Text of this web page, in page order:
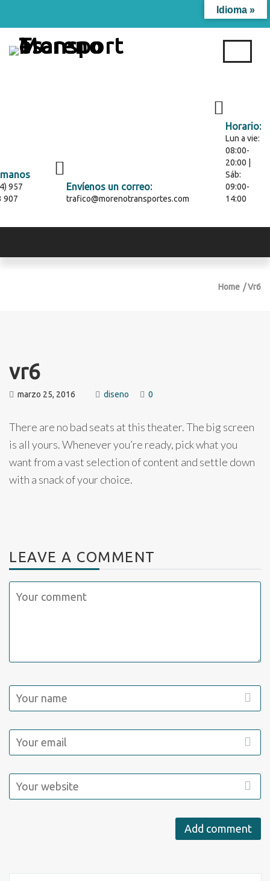
o
n
a
v
i
g
a
t
957
907
Envíenos un correo:
trafico@morenotransportes.com
Horario:
Lun a vie:
08:00-
20:00 |
Sáb:
09:00-
14:00
Home Vr6
vr6
marzo 25, 2016 diseno 0
There are no bad seats at this theater. The big screen
is all yours. Whenever you’re ready, pick what you
want from a vast selection of content and settle down
with a snack of your choice.
LEAVE A COMMENT
Idioma »